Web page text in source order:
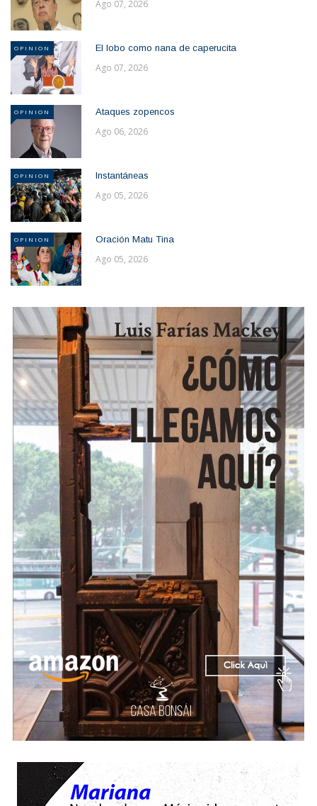
Ago 07, 2026
OPINION El lobo como nana de caperucita
Ago 07, 2026
OPINION Ataques zopencos
Ago 06, 2026
OPINION Instantáneas
Ago 05, 2026
OPINION Oración Matu Tina
Ago 05, 2026